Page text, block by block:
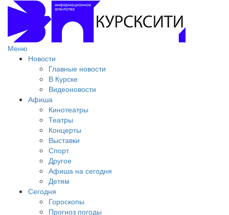
Меню
Новости
Главные новости
В Курске
Видеоновости
Афиша
Кинотеатры
Театры
Концерты
Выставки
Спорт
Другое
Афиша на сегодня
Детям
Сегодня
Гороскопы
Прогноз погоды